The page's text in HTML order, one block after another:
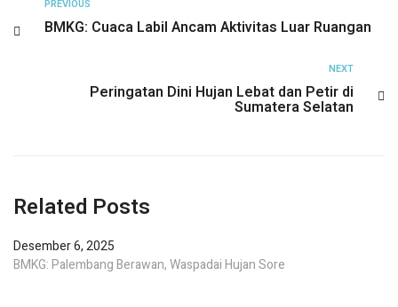
PREVIOUS
BMKG: Cuaca Labil Ancam Aktivitas Luar Ruangan
NEXT
Peringatan Dini Hujan Lebat dan Petir di
Sumatera Selatan
Related Posts
Desember 6, 2025
BMKG: Palembang Berawan, Waspadai Hujan Sore